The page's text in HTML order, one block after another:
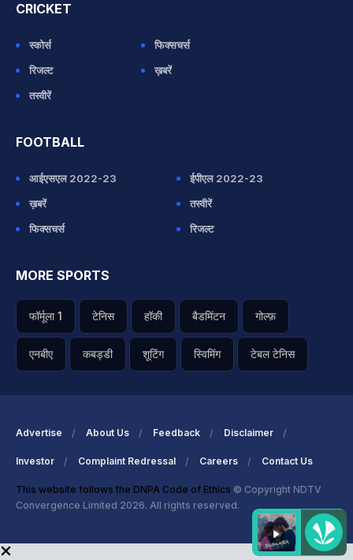
CRICKET
स्कोर्स
फिक्सचर्स
रिजल्ट
ख़बरें
तस्वीरें
FOOTBALL
आईएसएल 2022-23
ईपीएल 2022-23
ख़बरें
तस्वीरें
फिक्सचर्स
रिजल्ट
MORE SPORTS
फॉर्मूला 1 टेनिस हॉकी बैडमिंटन गोल्फ़
एनबीए कबड्डी शूटिंग स्विमिंग टेबल टेनिस
Advertise About Us Feedback Disclaimer
Investor Complaint Redressal Careers Contact Us
This website follows the DNPA Code of Ethics © Copyright NDTV
Convergence Limited 2026. All rights reserved.